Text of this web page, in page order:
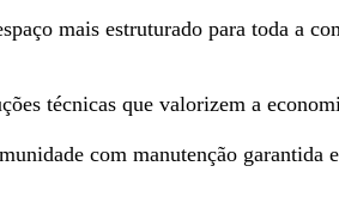
mais estruturado para toda a
técnicas que valorizem a
com manutenção garantida